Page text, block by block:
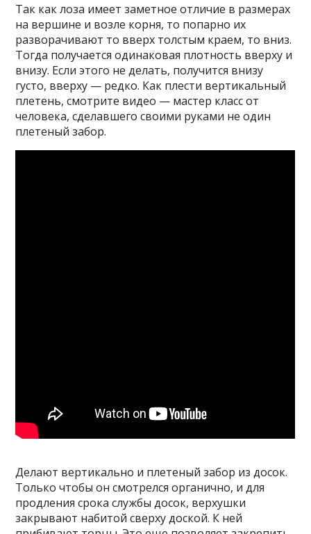
Так как лоза имеет заметное отличие в размерах
на вершине и возле корня, то попарно их
разворачивают то вверх толстым краем, то вниз.
Тогда получается одинаковая плотность вверху и
внизу. Если этого не делать, получится внизу
густо, вверху — редко. Как плести вертикальный
плетень, смотрите видео — мастер класс от
человека, сделавшего своими руками не один
плетеный забор.
Делают вертикально и плетеный забор из досок.
Только чтобы он смотрелся органично, и для
продления срока службы досок, верхушки
закрывают набитой сверху доской. К ней